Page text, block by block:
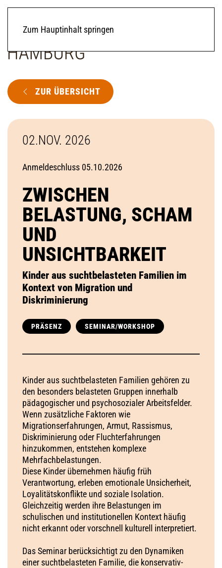
Zum Hauptinhalt springen
ZUR ÜBERSICHT
02.NOV. 2026
Anmeldeschluss 05.10.2026
ZWISCHEN
BELASTUNG, SCHAM
UND
UNSICHTBARKEIT
Kinder aus suchtbelasteten Familien im
Kontext von Migration und
Diskriminierung
PRÄSENZ SEMINAR/WORKSHOP
Kinder aus suchtbelasteten Familien gehören zu
den besonders belasteten Gruppen innerhalb
pädagogischer und psychosozialer Arbeitsfelder.
Wenn zusätzliche Faktoren wie
Migrationserfahrungen, Armut, Rassismus,
Diskriminierung oder Fluchterfahrungen
hinzukommen, entstehen komplexe
Mehrfachbelastungen.
Diese Kinder übernehmen häufig früh
Verantwortung, erleben emotionale Unsicherheit,
Loyalitätskonflikte und soziale Isolation.
Gleichzeitig werden ihre Belastungen im
schulischen und institutionellen Kontext häufig
nicht erkannt oder vorschnell kulturell interpretiert.
Das Seminar berücksichtigt zu den Dynamiken
einer suchtbelasteten Familie, die konservativ-